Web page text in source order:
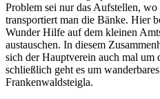
Problem sei nur das Aufstellen,
transportiert man die Bänke. Hier
Wunder Hilfe auf dem kleinen
austauschen. In diesem
sich der Hauptverein auch mal um
schließlich geht es um
Frankenwaldsteigla.